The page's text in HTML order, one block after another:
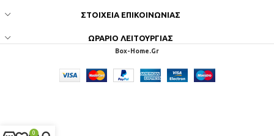
ΣΤΟΙΧΕΊΑ ΕΠΙΚΟΙΝΩΝΊΑΣ
ΩΡΆΡΙΟ ΛΕΙΤΟΥΡΓΊΑΣ
Box-Home.Gr
0